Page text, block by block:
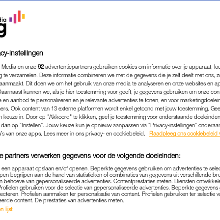
JE MEER COLLAGEEN
BEAUTY HUIDWIJZER MET JETSKE ULTEE
08-01-2023 | JETSKE ULTEE
heb je collageen nodig. Collageensupplementen
nog een andere optie: je kunt de
instellingen
en onze 92 advertentiepartners gebruiken cookies om informatie over je apparaat,
te verzamelen. Deze informatie combineren we met de gegevens die je zelf deelt met ons,
Dit doen we om het gebruik van onze media te analyseren en onze websites en
kunnen we, als je hier toestemming voor geeft, je gegevens gebruiken om onze
en aanbod te personaliseren en je relevante advertenties te tonen, en voor
Ook content van 13 externe platformen wordt enkel getoond met jouw toestemming.
keuze in. Door op "Akkoord" te klikken, geef je toestemming voor onderstaande
op “Instellen”. Jouw keuze kun je opnieuw aanpassen via “Privacy-instellingen”
van onze apps. Lees meer in ons privacy- en cookiebeleid.
Raadpleeg ons cookiebeleid
partners verwerken gegevens voor de volgende doeleinden:
apparaat opslaan en/of openen. Beperkte gegevens gebruiken om advertenties te
begrijpen aan de hand van statistieken of combinaties van gegevens uit verschillende
behoeve van gepersonaliseerde advertenties. Contentprestaties meten. Diensten
gebruiken voor de selectie van gepersonaliseerde advertenties. Beperkte
Profielen aanmaken ter personalisatie van content. Profielen gebruiken ter selectie
content. De prestaties van advertenties meten.
lijst